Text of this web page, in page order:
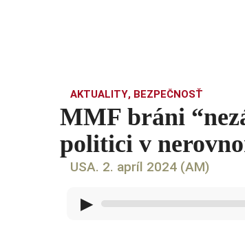
AKTUALITY, BEZPEČNOSŤ
MMF bráni
politici v
USA. 2. apríl 2024 (AM)
▶